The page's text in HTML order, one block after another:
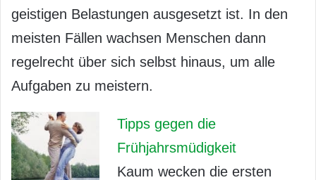
geistigen Belastungen ausgesetzt ist. In den
meisten Fällen wachsen Menschen dann
regelrecht über sich selbst hinaus, um alle
Aufgaben zu meistern.
Tipps gegen die
Frühjahrsmüdigkeit
Kaum wecken die ersten